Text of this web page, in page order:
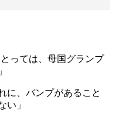
っては、母国グランプ
に、バンプがあること
い」